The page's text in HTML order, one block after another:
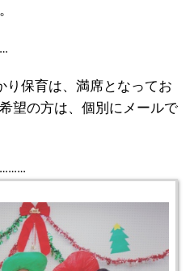
保育は、満席となってお
望の方は、個別にメールで